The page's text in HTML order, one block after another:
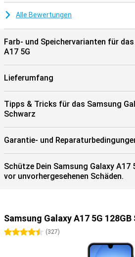
Alle Bewertungen
Farb- und Speichervarianten für
A17 5G
Lieferumfang
Tipps & Tricks für das Samsung
Schwarz
Garantie- und
Schütze Dein Samsung Galaxy A17
vor unvorhergesehenen Schäden.
Samsung Galaxy A17 5G 128GB
4.5 Sterne
(327)